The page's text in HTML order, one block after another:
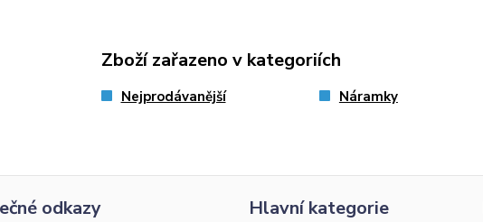
Zboží zařazeno v kategoriích
Nejprodávanější Náramky
odkazy Hlavní kategorie